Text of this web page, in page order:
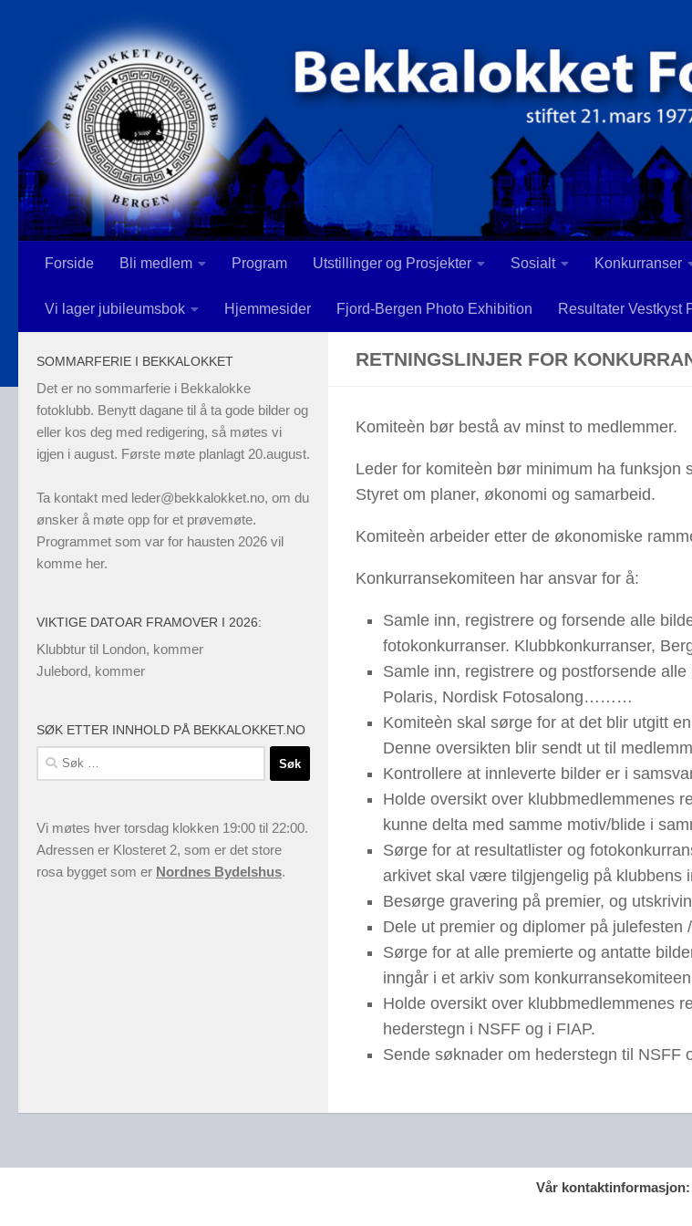
Skip to content
Forside Bli medlem Program Utstillinger og Prosjekter Sosialt Konkurranser
Vi lager jubileumsbok Hjemmesider Fjord-Bergen Photo Exhibition Resultater Vestkyst
RETNINGSLINJER FOR
Komiteèn bør bestå av minst to medlemmer.
Leder for komiteèn bør minimum ha funksjon
Styret om planer, økonomi og samarbeid.
Komiteèn arbeider etter de økonomiske
Konkurransekomiteen har ansvar for å:
Samle inn, registrere og forsende alle
fotokonkurranser. Klubbkonkurranser,
Samle inn, registrere og postforsende
Polaris, Nordisk Fotosalong………
Komiteèn skal sørge for at det blir utgitt
Denne oversikten blir sendt ut til
Kontrollere at innleverte bilder er i
Holde oversikt over klubbmedlemmenes
kunne delta med samme motiv/blide i
Sørge for at resultatlister og
arkivet skal være tilgjengelig på klubbens
Besørge gravering på premier, og
Dele ut premier og diplomer på julefesten
Sørge for at alle premierte og antatte
inngår i et arkiv som
Holde oversikt over klubbmedlemmenes
hederstegn i NSFF og i FIAP.
Sende søknader om hederstegn til NSFF
SOMMARFERIE I BEKKALOKKET
Det er no sommarferie i Bekkalokke
fotoklubb. Benytt dagane til å ta gode bilder og
eller kos deg med redigering, så møtes vi
igjen i august. Første møte planlagt 20.august.
Ta kontakt med leder@bekkalokket.no, om du
ønsker å møte opp for et prøvemøte.
Programmet som var for hausten 2026 vil
komme her.
VIKTIGE DATOAR FRAMOVER I 2026:
Klubbtur til London, kommer
Julebord, kommer
SØK ETTER INNHOLD PÅ BEKKALOKKET.NO
Søk
etter:
Vi møtes hver torsdag klokken 19:00 til 22:00.
Adressen er Klosteret 2, som er det store
rosa bygget som er Nordnes Bydelshus.
Vår kontaktinformasjon: